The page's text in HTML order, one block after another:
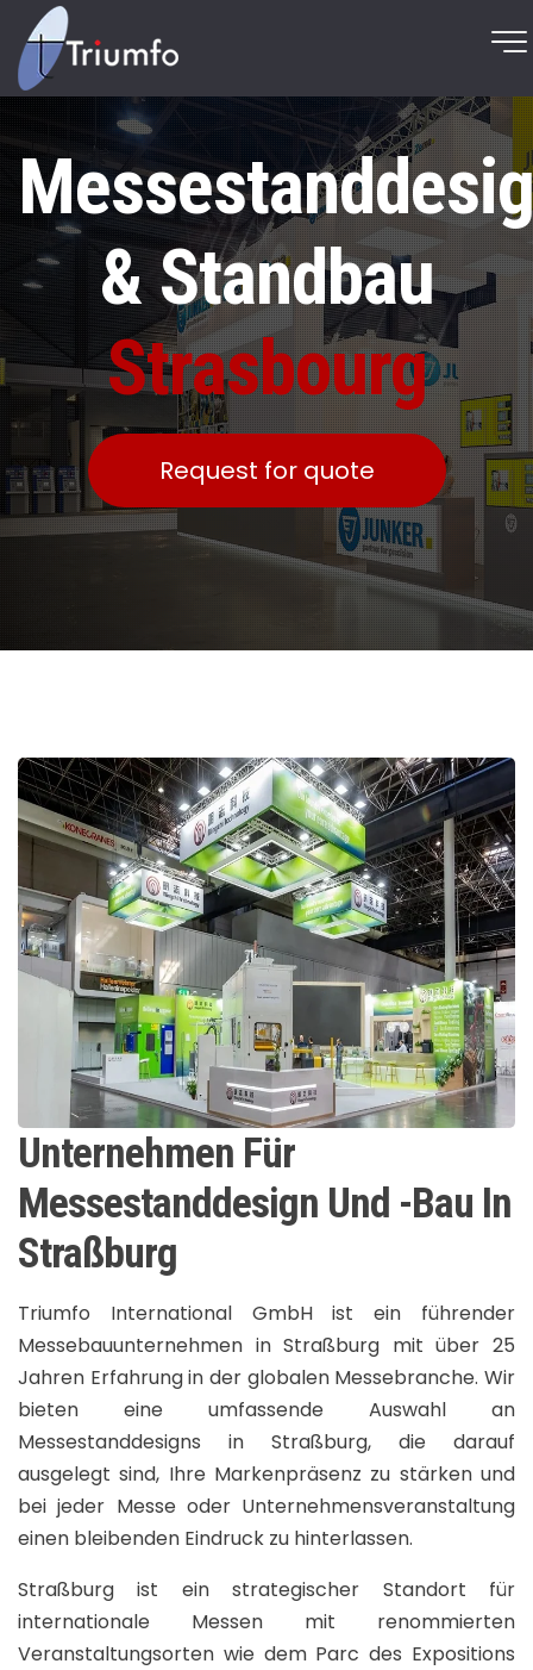
& Standbau
Strasbourg
Request for quote
Unternehmen Für
Messestanddesign Und -Bau In
Straßburg
Triumfo International GmbH ist ein führender
Messebauunternehmen in Straßburg mit über 25
Jahren Erfahrung in der globalen Messebranche. Wir
bieten eine umfassende Auswahl an
Messestanddesigns in Straßburg, die darauf
ausgelegt sind, Ihre Markenpräsenz zu stärken und
bei jeder Messe oder Unternehmensveranstaltung
einen bleibenden Eindruck zu hinterlassen.
Straßburg ist ein strategischer Standort für
internationale Messen mit renommierten
Veranstaltungsorten wie dem Parc des Expositions